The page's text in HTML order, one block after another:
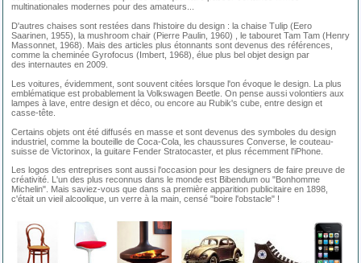
multinationales modernes pour des amateurs...
D'autres chaises sont restées dans l'histoire du design : la chaise Tulip (Eero
Saarinen, 1955), la mushroom chair (Pierre Paulin, 1960) , le tabouret Tam Tam (Henry
Massonnet, 1968). Mais des articles plus étonnants sont devenus des références,
comme la cheminée Gyrofocus (Imbert, 1968), élue plus bel objet design par
des internautes en 2009.
Les voitures, évidemment, sont souvent citées lorsque l'on évoque le design. La plus
emblématique est probablement la Volkswagen Beetle. On pense aussi volontiers aux
lampes à lave, entre design et déco, ou encore au Rubik's cube, entre design et
casse-tête.
Certains objets ont été diffusés en masse et sont devenus des symboles du design
industriel, comme la bouteille de Coca-Cola, les chaussures Converse, le couteau-
suisse de Victorinox, la guitare Fender Stratocaster, et plus récemment l'iPhone.
Les logos des entreprises sont aussi l'occasion pour les designers de faire preuve de
créativité. L'un des plus reconnus dans le monde est Bibendum ou "Bonhomme
Michelin". Mais saviez-vous que dans sa première apparition publicitaire en 1898,
c'était un vieil alcoolique, un verre à la main, censé "boire l'obstacle" !